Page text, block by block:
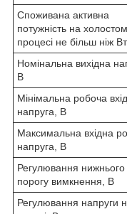
Споживана активна
потужність на
процесі не більш ніж Вт
Номінальна вихідна
В
Мінімальна робоча
напруга, В
Максимальна вхідна
напруга, В
Регулювання нижнього
порогу вимкнення, В
Регулювання напруги